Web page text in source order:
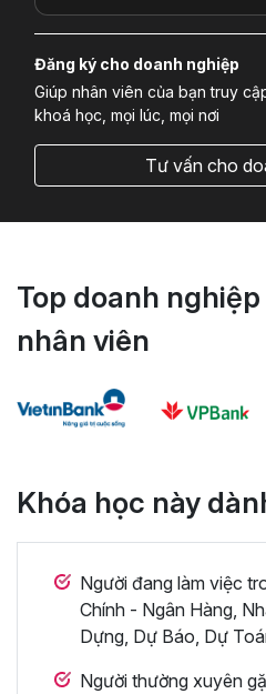
Đăng ký cho doanh nghiệp
Giúp nhân viên của bạn truy
khoá học, mọi lúc, mọi nơi
Tư vấn cho
Top doanh
nhân viên
Khóa học này
Người đang làm việc
Chính - Ngân Hàng,
Dựng, Dự Báo, Dự
Người thường xuyên